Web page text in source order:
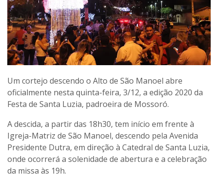
Um cortejo descendo o Alto de São Manoel abre
oficialmente nesta quinta-feira, 3/12, a edição 2020 da
Festa de Santa Luzia, padroeira de Mossoró.
A descida, a partir das 18h30, tem início em frente à
Igreja-Matriz de São Manoel, descendo pela Avenida
Presidente Dutra, em direção à Catedral de Santa Luzia,
onde ocorrerá a solenidade de abertura e a celebração
da missa às 19h.